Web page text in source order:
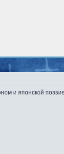
и японской